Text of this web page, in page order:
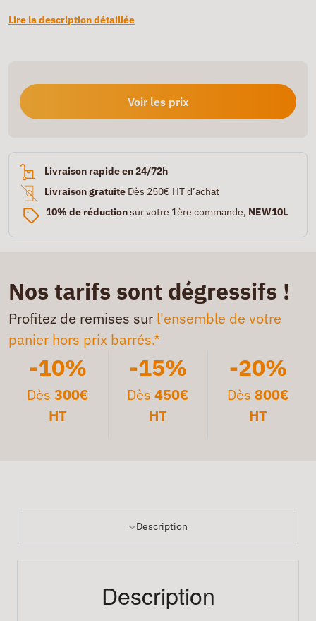
Lire la description détaillée
Voir les prix
Livraison rapide en 24/72h
Livraison gratuite Dès 250€ HT d’achat
10% de réductionsur votre 1ère commande, NEW10L
Nos tarifs sont dégressifs !
Profitez de remises sur l'ensemble de votre
panier hors prix barrés.*
-10%
Dès300€
HT
-15%
Dès 450€
HT
-20%
Dès 800€
HT
Description
Description